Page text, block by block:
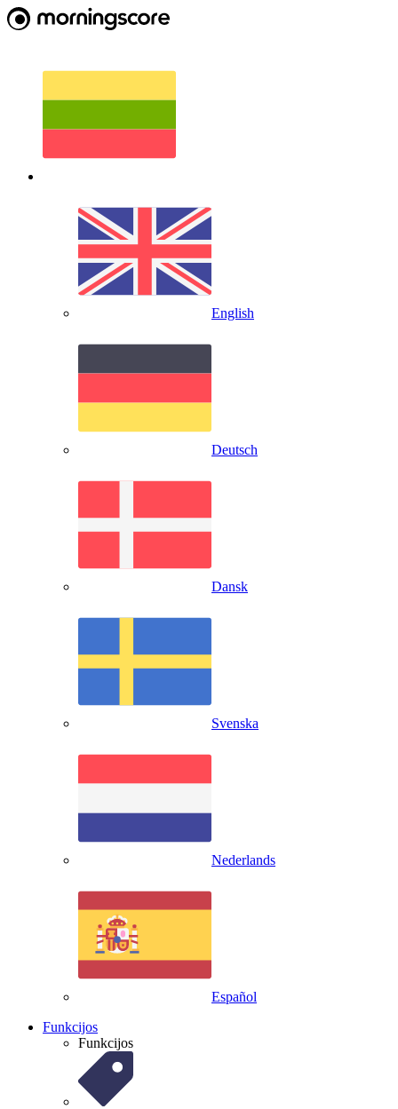
English
Deutsch
Dansk
Svenska
Nederlands
Español
Funkcijos
Funkcijos